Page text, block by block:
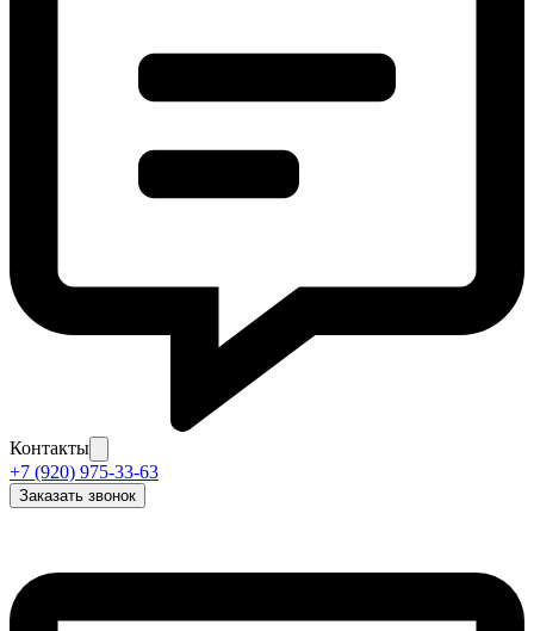
Контакты
+7 (920) 975-33-63
Заказать звонок